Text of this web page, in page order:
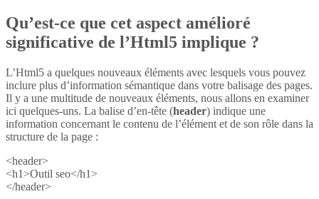
Qu’est-ce que cet aspect amélioré
significative de l’Html5 implique ?
L’Html5 a quelques nouveaux éléments avec lesquels vous pouvez
inclure plus d’information sémantique dans votre balisage des pages.
Il y a une multitude de nouveaux éléments, nous allons en examiner
ici quelques-uns. La balise d’en-tête (header) indique une
information concernant le contenu de l’élément et de son rôle dans la
structure de la page :
<header>
<h1>Outil seo</h1>
</header>